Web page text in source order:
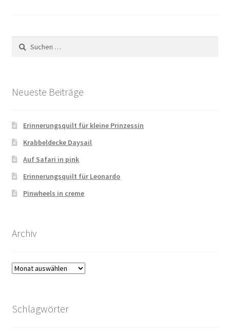
Suchen
nach:
Neueste Beiträge
Erinnerungsquilt für kleine Prinzessin
Krabbeldecke Daysail
Auf Safari in pink
Erinnerungsquilt für Leonardo
Pinwheels in creme
Archiv
Archiv
Schlagwörter